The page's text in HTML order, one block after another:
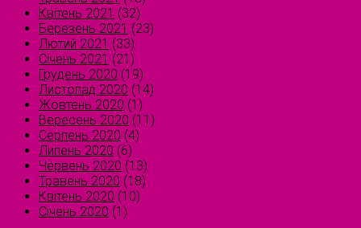
Квітень 2021 (32)
Березень 2021 (23)
Лютий 2021 (33)
Січень 2021 (21)
Грудень 2020 (19)
Листопад 2020 (14)
Жовтень 2020 (1)
Вересень 2020 (11)
Серпень 2020 (4)
Липень 2020 (6)
Червень 2020 (13)
Травень 2020 (18)
Квітень 2020 (10)
Січень 2020 (1)